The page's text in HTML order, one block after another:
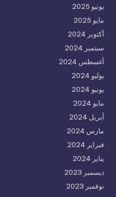
يونيو 2025
مايو 2025
أكتوبر 2024
سبتمبر 2024
أغسطس 2024
يوليو 2024
يونيو 2024
مايو 2024
أبريل 2024
مارس 2024
فبراير 2024
يناير 2024
ديسمبر 2023
نوفمبر 2023